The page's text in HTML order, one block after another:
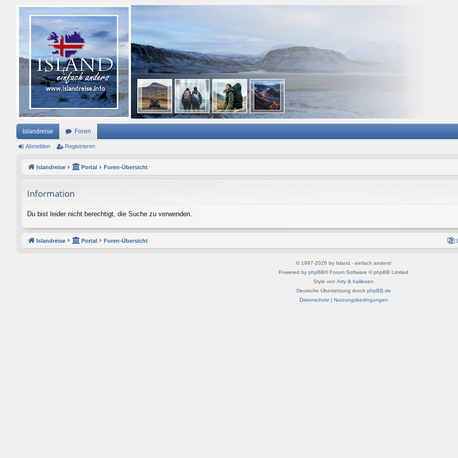
Islandreise Foren
Abmelden Registrieren
Islandreise Portal Foren-Übersicht
Information
Du bist leider nicht berechtigt, die Suche zu verwenden.
Islandreise Portal Foren-Übersicht
© 1997-2026 by Island - einfach anders!
Powered by phpBB® Forum Software © phpBB Limited
Style von Arty & halilesen
Deutsche Übersetzung durch phpBB.de
Datenschutz| Nutzungsbedingungen